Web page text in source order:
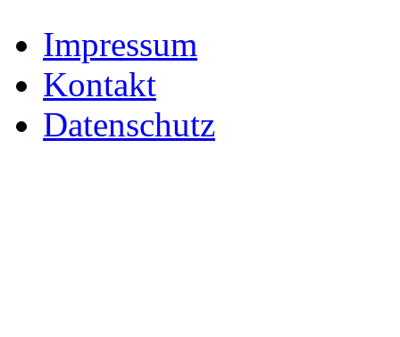
Impressum
Kontakt
Datenschutz